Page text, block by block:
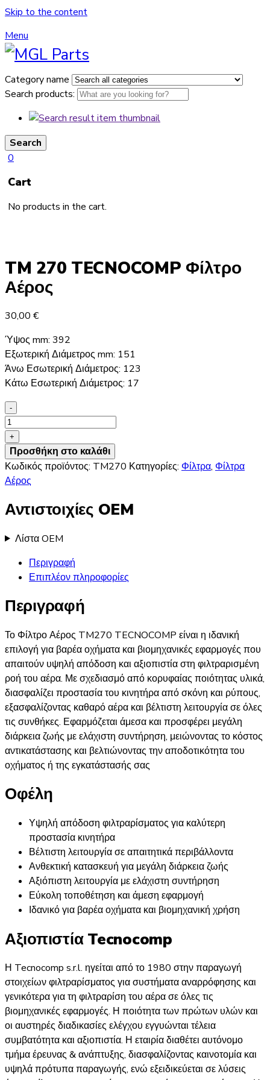
Skip to the content
Menu
Category name
Search products:
Search
0
Cart
No products in the cart.
TM 270 TECNOCOMP Φίλτρο
Αέρος
30,00 €
Ύψος mm: 392
Εξωτερική Διάμετρος mm: 151
Άνω Εσωτερική Διάμετρος: 123
Κάτω Εσωτερική Διάμετρος: 17
-
TM
270
TECNOCOMP
Φίλτρο
Αέρος
+
Προσθήκη στο καλάθι
Κωδικός προϊόντος: TM270 Κατηγορίες: Φίλτρα, Φίλτρα
Αέρος
Αντιστοιχίες OEM
Λίστα OEM
Περιγραφή
Επιπλέον πληροφορίες
Περιγραφή
Το Φίλτρο Αέρος TM270 TECNOCOMP είναι η ιδανική
επιλογή για βαρέα οχήματα και βιομηχανικές εφαρμογές που
απαιτούν υψηλή απόδοση και αξιοπιστία στη φιλτραρισμένη
ροή του αέρα. Με σχεδιασμό από κορυφαίας ποιότητας υλικά,
διασφαλίζει προστασία του κινητήρα από σκόνη και ρύπους,
εξασφαλίζοντας καθαρό αέρα και βέλτιστη λειτουργία σε όλες
τις συνθήκες. Εφαρμόζεται άμεσα και προσφέρει μεγάλη
διάρκεια ζωής με ελάχιστη συντήρηση, μειώνοντας το κόστος
αντικατάστασης και βελτιώνοντας την αποδοτικότητα του
οχήματος ή της εγκατάστασής σας​
Οφέλη
Υψηλή απόδοση φιλτραρίσματος για καλύτερη
προστασία κινητήρα
Βέλτιστη λειτουργία σε απαιτητικά περιβάλλοντα
Ανθεκτική κατασκευή για μεγάλη διάρκεια ζωής
Αξιόπιστη λειτουργία με ελάχιστη συντήρηση
Εύκολη τοποθέτηση και άμεση εφαρμογή
Ιδανικό για βαρέα οχήματα και βιομηχανική χρήση
Αξιοπιστία Tecnocomp
Η Tecnocomp s.r.l. ηγείται από το 1980 στην παραγωγή
στοιχείων φιλτραρίσματος για συστήματα αναρρόφησης και
γενικότερα για τη φιλτραρίση του αέρα σε όλες τις
βιομηχανικές εφαρμογές. Η ποιότητα των πρώτων υλών και
οι αυστηρές διαδικασίες ελέγχου εγγυώνται τέλεια
συμβατότητα και αξιοπιστία. Η εταιρία διαθέτει αυτόνομο
τμήμα έρευνας & ανάπτυξης, διασφαλίζοντας καινοτομία και
υψηλά πρότυπα παραγωγής, ενώ εξειδικεύεται σε λύσεις